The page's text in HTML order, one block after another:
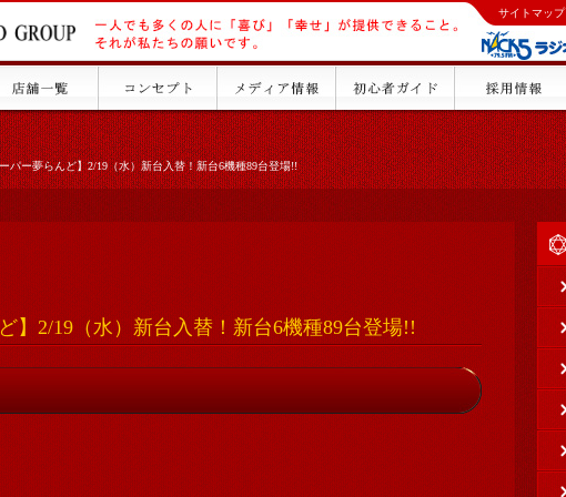
サイトマップ
パー夢らんど】2/19（水）新台入替！新台6機種89台登場!!
】2/19（水）新台入替！新台6機種89台登場!!